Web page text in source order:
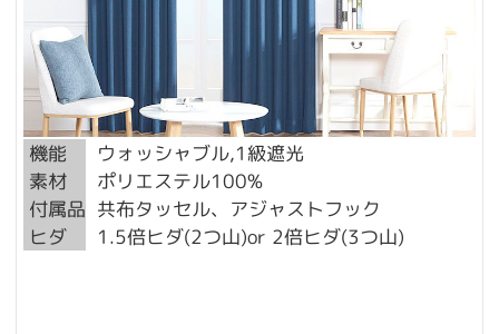
機能
ウォッシャブル,1級遮光
素材
ポリエステル100%
付属品 共布タッセル、アジャストフック
ヒダ
1.5倍ヒダ(2つ山)or 2倍ヒダ(3つ山)